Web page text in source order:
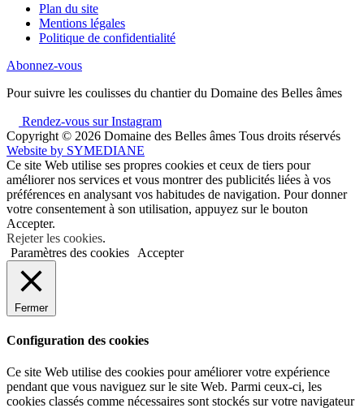
Plan du site
Mentions légales
Politique de confidentialité
Abonnez-vous
Pour suivre les coulisses du chantier du Domaine des Belles âmes
Rendez-vous sur Instagram
Copyright © 2026 Domaine des Belles âmes Tous droits réservés
Website by SYMEDIANE
Ce site Web utilise ses propres cookies et ceux de tiers pour
améliorer nos services et vous montrer des publicités liées à vos
préférences en analysant vos habitudes de navigation. Pour donner
votre consentement à son utilisation, appuyez sur le bouton
Accepter.
Rejeter les cookies.
Paramètres des cookies
Accepter
Fermer
Configuration des cookies
Ce site Web utilise des cookies pour améliorer votre expérience
pendant que vous naviguez sur le site Web. Parmi ceux-ci, les
cookies classés comme nécessaires sont stockés sur votre navigateur